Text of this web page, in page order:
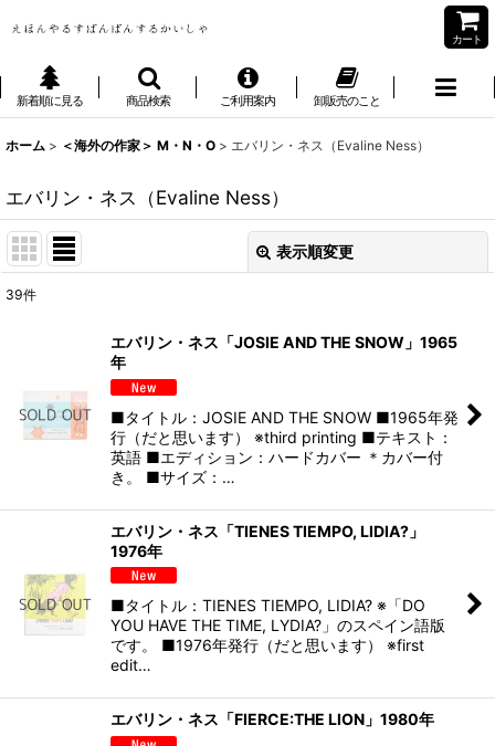
カート
新着順に見る 商品検索 ご利用案内 卸販売のこと
ホーム > ＜海外の作家＞ M・N・O > エバリン・ネス（Evaline Ness）
エバリン・ネス（Evaline Ness）
表示順変更
絞り込む
39件
エバリン・ネス「JOSIE AND THE SNOW」1965
年
■タイトル：JOSIE AND THE SNOW ■1965年発
行（だと思います） ※third printing ■テキスト：
英語 ■エディション：ハードカバー ＊カバー付
き。 ■サイズ：…
エバリン・ネス「TIENES TIEMPO, LIDIA?」
1976年
■タイトル：TIENES TIEMPO, LIDIA? ※「DO
YOU HAVE THE TIME, LYDIA?」のスペイン語版
です。 ■1976年発行（だと思います） ※first
edit…
エバリン・ネス「FIERCE:THE LION」1980年